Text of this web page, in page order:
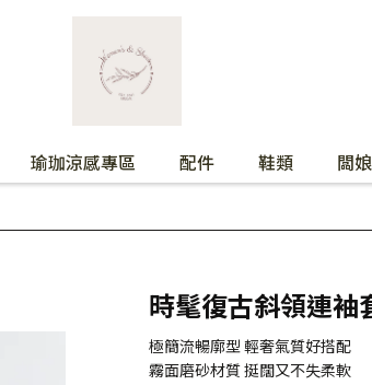
瑜珈涼感專區 配件 鞋類 闆
時髦復古斜領連袖
極簡流暢廓型 輕奢氣質好搭配
霧面磨砂材質 挺闊又不失柔軟